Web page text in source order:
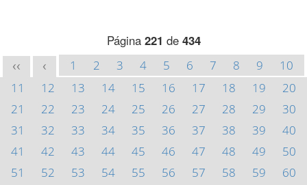
Página 221 de 434
<< < 1 2 3 4 5 6 7 8 9
10
11
12 13 14 15 16 17 18 19
20
21
22 23 24 25 26 27 28 29
30
31
32 33 34 35 36 37 38 39
40
41
42 43 44 45 46 47 48 49
50
51
52 53 54 55 56 57 58 59
60